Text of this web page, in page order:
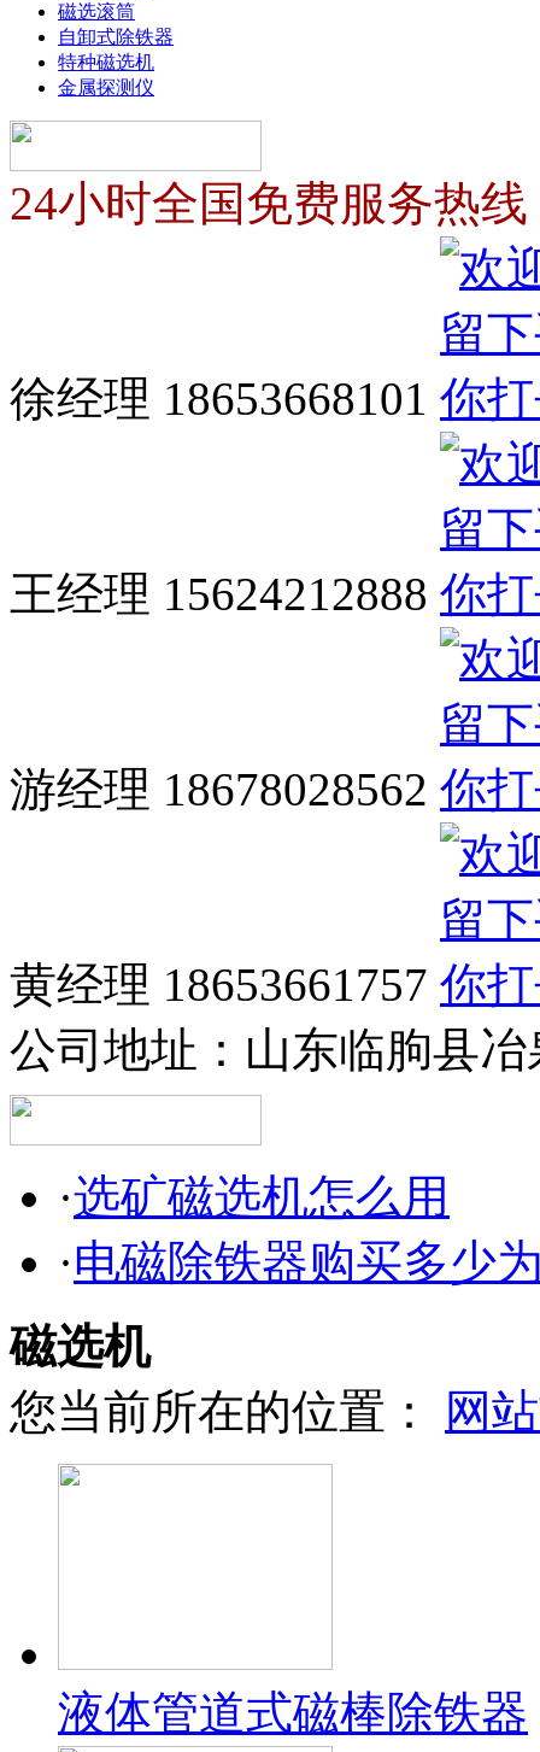
磁选滚筒
自卸式除铁器
特种磁选机
金属探测仪
24小时全国免费服务热线
徐经理 18653668101
王经理 15624212888
游经理 18678028562
黄经理 18653661757
公司地址： 山东临朐县冶
·选矿磁选机怎么用
·电磁除铁器购买多少
磁选机
您当前所在的位置：
网
液体管道式磁棒除铁器